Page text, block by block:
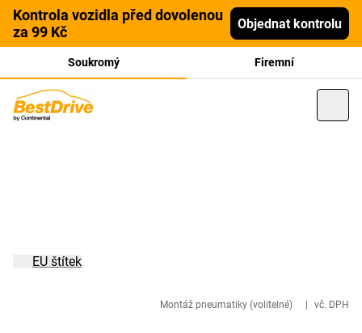
Kontrola vozidla před dovolenou
za 99 Kč
Objednat kontrolu
Soukromý Firemní
Montáž pneumatiky (volitelné) vč. DPH
EU štítek